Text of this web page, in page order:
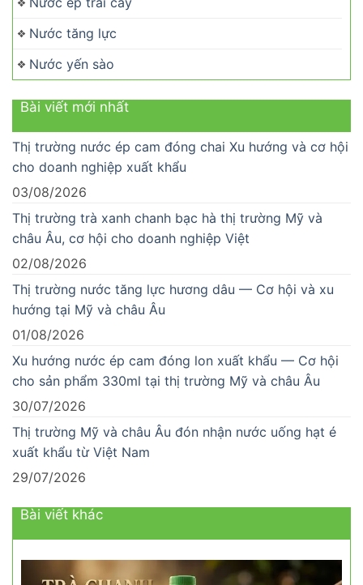
Nước tăng lực
Nước yến sào
Bài viết mới nhất
Thị trường nước ép cam đóng chai Xu hướng và cơ hội
cho doanh nghiệp xuất khẩu
03/08/2026
Thị trường trà xanh chanh bạc hà thị trường Mỹ và
châu Âu, cơ hội cho doanh nghiệp Việt
02/08/2026
Thị trường nước tăng lực hương dâu — Cơ hội và xu
hướng tại Mỹ và châu Âu
01/08/2026
Xu hướng nước ép cam đóng lon xuất khẩu — Cơ hội
cho sản phẩm 330ml tại thị trường Mỹ và châu Âu
30/07/2026
Thị trường Mỹ và châu Âu đón nhận nước uống hạt é
xuất khẩu từ Việt Nam
29/07/2026
Bài viết khác